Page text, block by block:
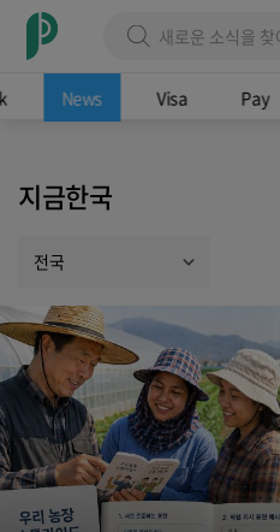
News Visa Pay
지금한국
전국